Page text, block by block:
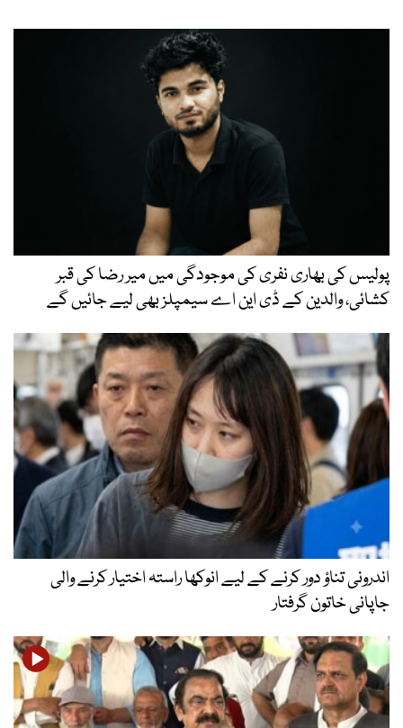
پولیس کی بھاری نفری کی موجودگی میں میر رضا کی قبر
کشائی، والدین کے ڈی این اے سیمپلز بھی لیے جائیں گے
اندرونی تناؤ دور کرنے کے لیے انوکھا راستہ اختیار کرنے والی
جاپانی خاتون گرفتار